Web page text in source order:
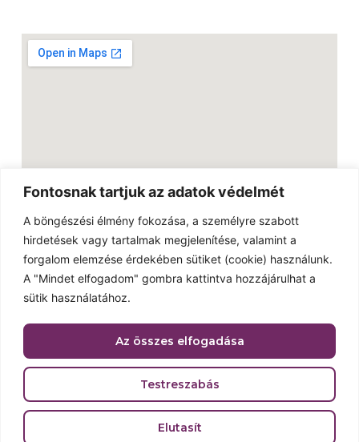
Fontosnak tartjuk az adatok védelmét
A böngészési élmény fokozása, a személyre szabott
hirdetések vagy tartalmak megjelenítése, valamint a
forgalom elemzése érdekében sütiket (cookie) használunk.
A "Mindet elfogadom" gombra kattintva hozzájárulhat a
sütik használatához.
Testreszabás
Elutasít
Az összes elfogadása
Linkek
Külföldi snackek
Reklámújság
Adatvédelmi nyilatkozat
2023 © Minden jog fenntartva. Made with love by